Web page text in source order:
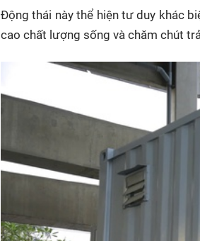
Động thái này thể hiện tư duy khác
cao chất lượng sống và chăm chút